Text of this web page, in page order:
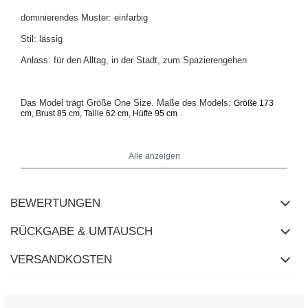
dominierendes Muster: einfarbig
Stil: lässig
Anlass: für den Alltag, in der Stadt, zum Spazierengehen
Das Model trägt Größe One Size. Maße des Models: Größe 173
cm, Brust 85 cm, Taille 62 cm, Hüfte 95 cm .
Maße des Hoodies in Größe One Size, flach gemessen: Breite
unter den Achseln - 56 cm, Ärmellänge - 76 cm (von der Naht),
Alle anzeigen
BEWERTUNGEN
RÜCKGABE & UMTAUSCH
VERSANDKOSTEN